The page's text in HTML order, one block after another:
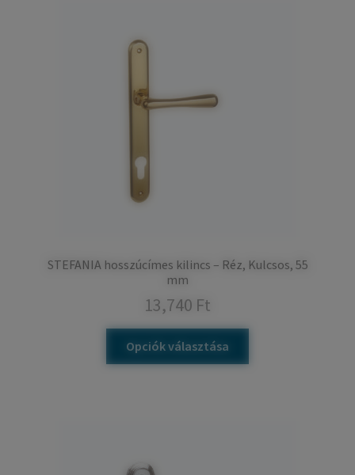
STEFANIA hosszúcímes kilincs – Réz, Kulcsos, 55
mm
13,740 Ft
Opciók választása